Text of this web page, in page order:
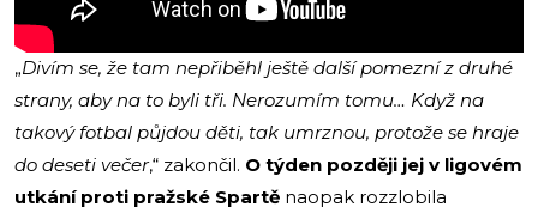
„Divím se, že tam nepřiběhl ještě další pomezní z druhé
strany, aby na to byli tři. Nerozumím tomu… Když na
takový fotbal půjdou děti, tak umrznou, protože se hraje
do deseti večer,“ zakončil. O týden později jej v ligovém
utkání proti pražské Spartě naopak rozzlobila